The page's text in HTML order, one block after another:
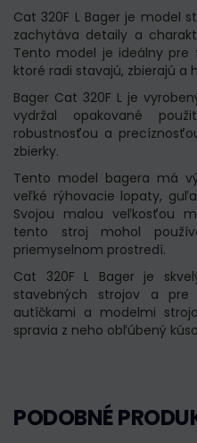
Cat 320F L Bager je model
zachytáva detaily a
Tento model je ideálny pre
ktoré radi stavajú, zbierajú a
Bager Cat 320F L je
vydržal opakované
robustnosťou a
zbierky.
Tento model bagera má
veľké rýhovacie lopaty,
Svojou malou veľkosťou
tento stroj mohol
priemyselnom prostredí.
Cat 320F L Bager je
stavebných strojov a
autíčkami a modelmi
spravia z neho obľúbený
PODOBNÉ